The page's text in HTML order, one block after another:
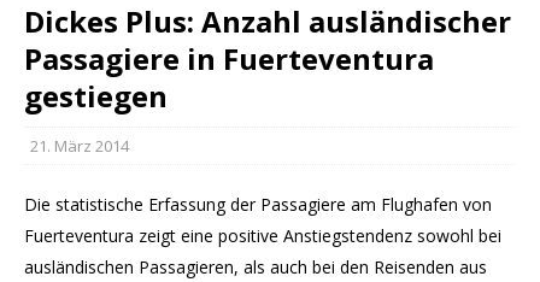
Dickes Plus: Anzahl ausländischer
Passagiere in Fuerteventura
gestiegen
21. März 2014
Die statistische Erfassung der Passagiere am Flughafen von
Fuerteventura zeigt eine positive Anstiegstendenz sowohl bei
ausländischen Passagieren, als auch bei den Reisenden aus